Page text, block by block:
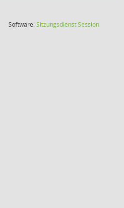
Software:SitzungsdienstSession(Wird in